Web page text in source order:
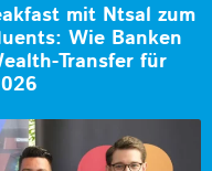
mit Ntsal zum
Wie Banken
Transfer für